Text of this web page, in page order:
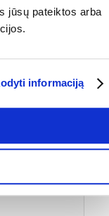
jūsų pateiktos arba
informaciją
data 2020/11/23
data 2020/07/27